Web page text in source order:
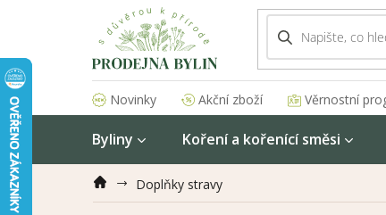
Novinky Akční zboží Věrnostní
Byliny Koření a kořenící směsi
Doplňky stravy